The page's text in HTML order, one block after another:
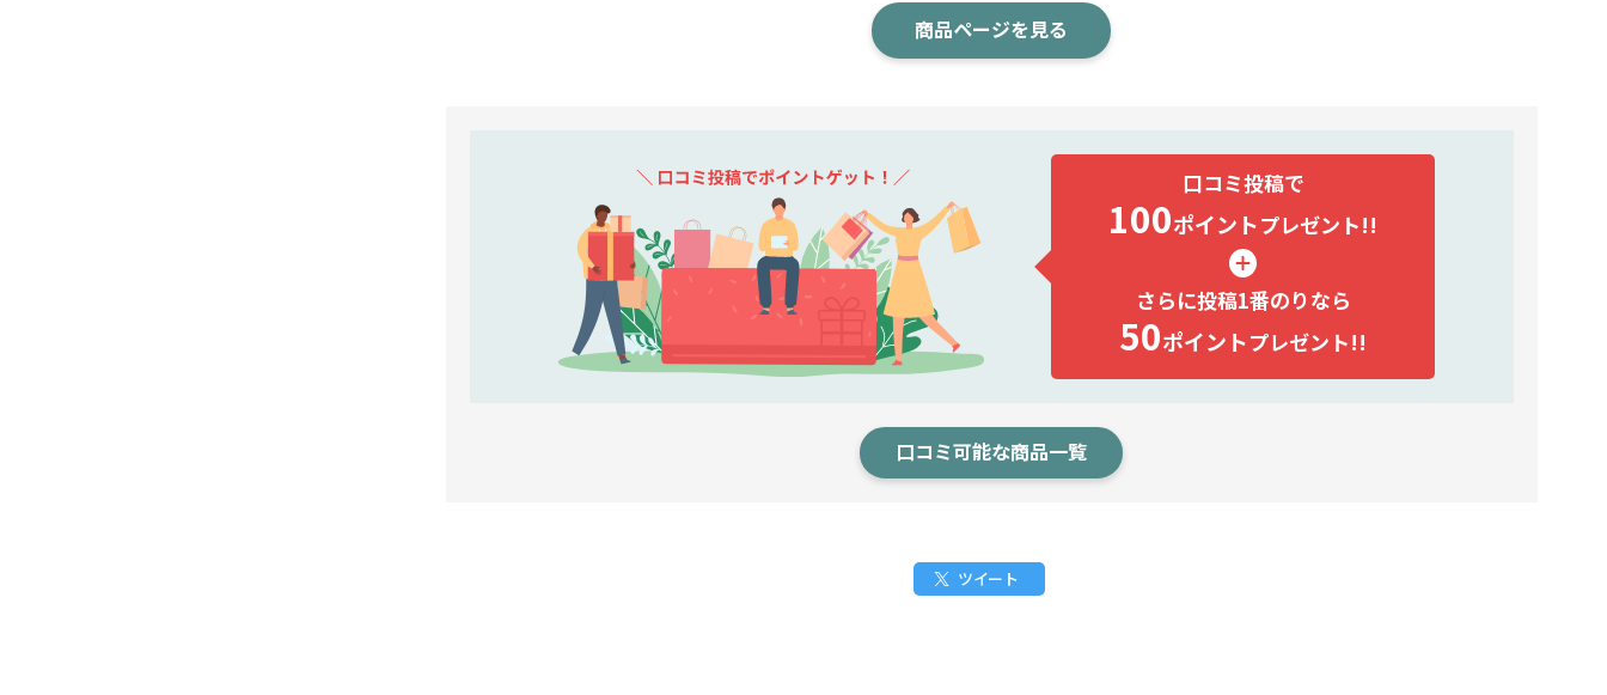
商品ページを見る
口コミ投稿で
100ポイントプレゼント!!
さらに投稿1番のりなら
50ポイントプレゼント!!
口コミ可能な商品一覧
ツイート